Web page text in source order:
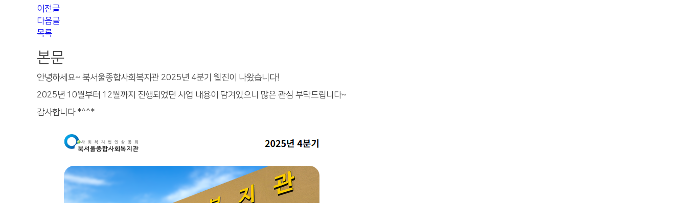
이전글
다음글
목록
본문
안녕하세요~ 북서울종합사회복지관 2025년 4분기 웹진이 나왔습니다!
2025년 10월부터 12월까지 진행되었던 사업 내용이 담겨있으니 많은 관심 부탁드립니다~
감사합니다 *^^*